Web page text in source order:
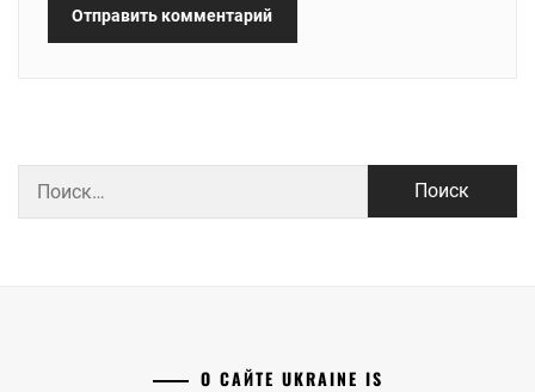
О САЙТЕ UKRAINE IS